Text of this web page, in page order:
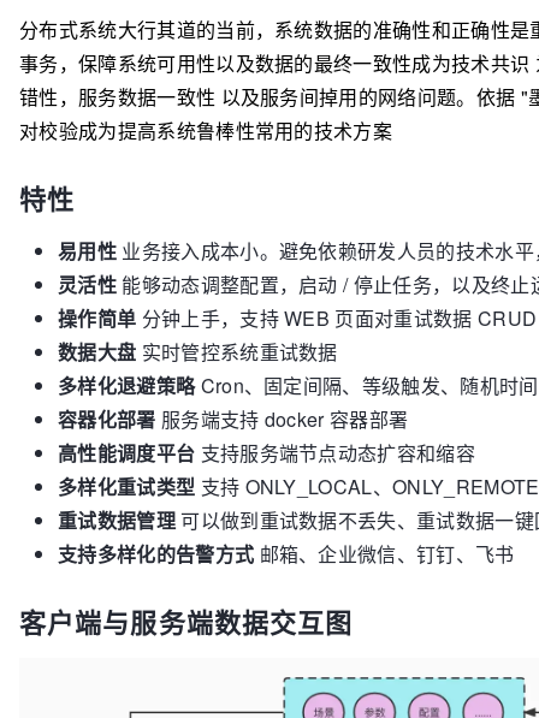
分布式系统大行其道的当前，系统数据的准确性和正确性
事务，保障系统可用性以及数据的最终一致性成为技术共
错性，服务数据一致性 以及服务间掉用的网络问题。依据
对校验成为提高系统鲁棒性常用的技术方案
特性
易用性 业务接入成本小。避免依赖研发人员的技术水
灵活性 能够动态调整配置，启动 / 停止任务，以及终止
操作简单 分钟上手，支持 WEB 页面对重试数据
数据大盘 实时管控系统重试数据
多样化退避策略 Cron、固定间隔、等级触发、随机时
容器化部署 服务端支持 docker 容器部署
高性能调度平台 支持服务端节点动态扩容和缩容
多样化重试类型 支持 ONLY_LOCAL、
重试数据管理 可以做到重试数据不丢失、重试数据一
支持多样化的告警方式 邮箱、企业微信、钉钉、飞书
客户端与服务端数据交互图